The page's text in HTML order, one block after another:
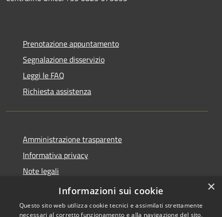
Prenotazione appuntamento
Segnalazione disservizio
Leggi le FAQ
Richiesta assistenza
Amministrazione trasparente
Informativa privacy
Note legali
Dichiarazione di accessibilità
×
Informazioni sui cookie
Questo sito web utilizza cookie tecnici e assimilati strettamente
necessari al corretto funzionamento e alla navigazione del sito,